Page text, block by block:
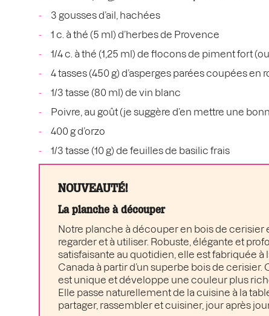
3 gousses d’ail, hachées
1 c. à thé (5 ml) d’herbes de Provence
1/4 c. à thé (1,25 ml) de flocons de piment fort
4 tasses (450 g) d’asperges parées coupées en
1/3 tasse (80 ml) de vin blanc
Poivre, au goût (je suggère d’en mettre une
400 g d’orzo
1/3 tasse (10 g) de feuilles de basilic frais
NOUVEAUTÉ!
La planche à découper
Notre planche à découper en bois de cerisier
regarder et à utiliser. Robuste, élégante et
satisfaisante au quotidien, elle est fabriquée à
Canada à partir d’un superbe bois de cerisier.
est unique et développe une couleur plus
Elle passe naturellement de la cuisine à la
partager, rassembler et cuisiner, jour après